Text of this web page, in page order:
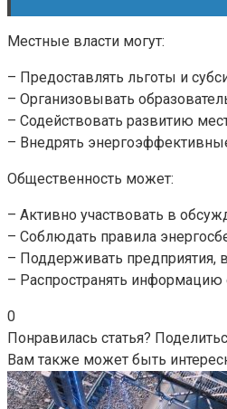
Местные власти могут:
– Предоставлять льготы и
– Организовывать
– Содействовать развитию
– Внедрять
Общественность может:
– Активно участвовать в
– Соблюдать правила
– Поддерживать предприятия,
– Распространять
0
Понравилась статья?
Вам также может быть